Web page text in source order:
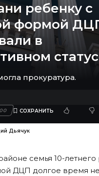
ребенку с
формой
в
прокуратура.
Дьячук
семья 10-летнего
ДЦП долгое время